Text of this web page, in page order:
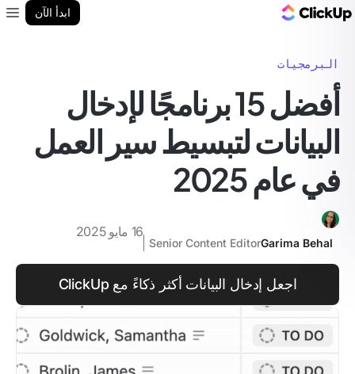
ابدأ الآن
البرمجيات
أفضل 15 برنامجًا لإدخال
البيانات لتبسيط سير العمل
في عام 2025
Garima Behal
Senior Content Editor
16 مايو 2025
اجعل إدخال البيانات أكثر ذكاءً مع ClickUp